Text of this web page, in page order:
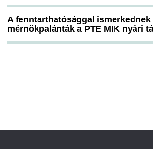
A fenntarthatósággal ismerkednek
mérnökpalánták a PTE MIK nyári